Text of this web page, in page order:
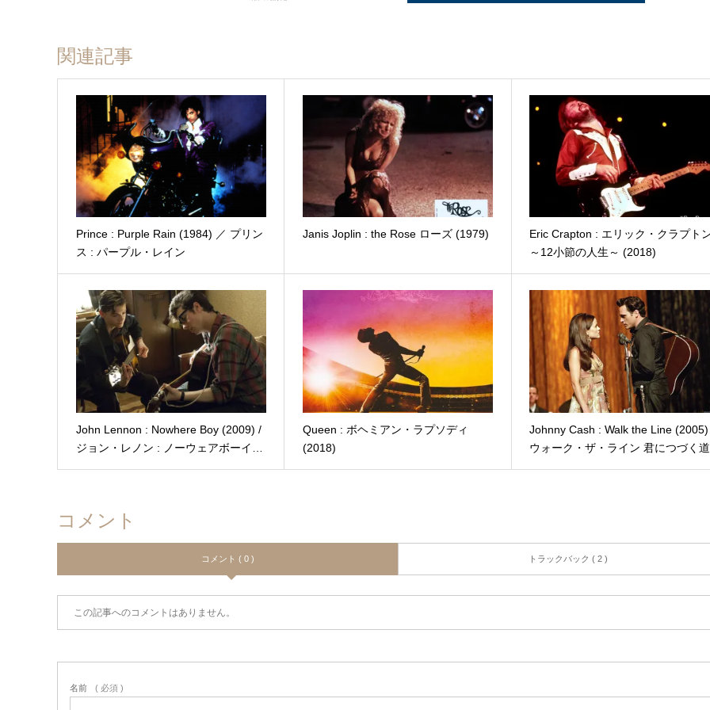
関連記事
Prince : Purple Rain (1984) ／ プリン
ス : パープル・レイン
Janis Joplin : the Rose ローズ (1979)
Eric Crapton : エリック・クラプト
～12小節の人生～ (2018)
John Lennon : Nowhere Boy (2009) /
ジョン・レノン : ノーウェアボーイ…
Queen : ボヘミアン・ラプソディ
(2018)
Johnny Cash : Walk the Line
ウォーク・ザ・ライン 君につづく道
コメント
コメント ( 0 ) トラックバック ( 2 )
この記事へのコメントはありません。
名前 ( 必須 )